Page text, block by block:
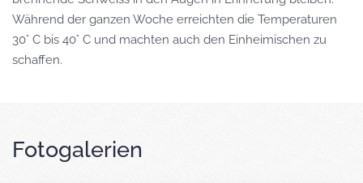
Während der ganzen Woche erreichten die Temperaturen
30° C bis 40° C und machten auch den Einheimischen zu
schaffen.
Fotogalerien